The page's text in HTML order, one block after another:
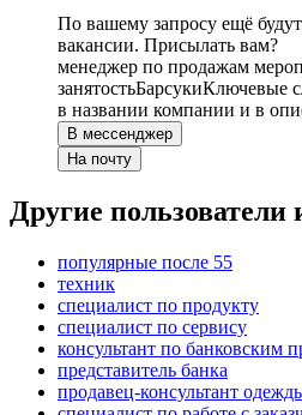
По вашему запросу ещё
вакансии. Присылать вам?
менеджер по продажам
занятостьБарсукиКлючевые
в названии компании и в
В мессенджер
На почту
Другие пользователи
популярные после 55
техник
специалист по продукту
специалист по сервису
консультант по банковским
представитель банка
продавец-консультант